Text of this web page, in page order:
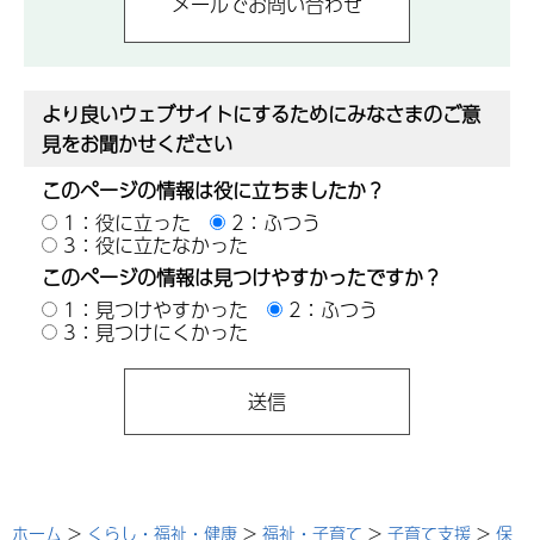
より良いウェブサイトにするためにみなさまのご意
見をお聞かせください
このページの情報は役に立ちましたか？
1：役に立った
2：ふつう
3：役に立たなかった
このページの情報は見つけやすかったですか？
1：見つけやすかった
2：ふつう
3：見つけにくかった
ホーム > くらし・福祉・健康 > 福祉・子育て > 子育て支援 > 保